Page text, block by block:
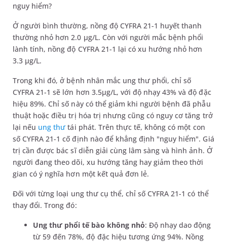
nguy hiểm?
Ở người bình thường, nồng độ CYFRA 21-1 huyết thanh
thường nhỏ hơn 2.0 µg/L. Còn với người mắc bệnh phổi
lành tính, nồng độ CYFRA 21-1 lại có xu hướng nhỏ hơn
3.3 µg/L.
Trong khi đó, ở bệnh nhân mắc ung thư phổi, chỉ số
CYFRA 21-1 sẽ lớn hơn 3.5µg/L, với độ nhạy 43% và độ đặc
hiệu 89%. Chỉ số này có thể giảm khi người bệnh đã phẫu
thuật hoặc điều trị hóa trị nhưng cũng có nguy cơ tăng trở
lại nếu ung thư tái phát. Trên thực tế, không có một con
số CYFRA 21-1 cố định nào để khẳng định "nguy hiểm". Giá
trị cần được bác sĩ diễn giải cùng lâm sàng và hình ảnh. Ở
người đang theo dõi, xu hướng tăng hay giảm theo thời
gian có ý nghĩa hơn một kết quả đơn lẻ.
Đối với từng loại ung thư cụ thể, chỉ số CYFRA 21-1 có thể
thay đổi. Trong đó:
Ung thư phổi tế bào không nhỏ: Độ nhạy dao động
từ 59 đến 78%, độ đặc hiệu tương ứng 94%. Nồng